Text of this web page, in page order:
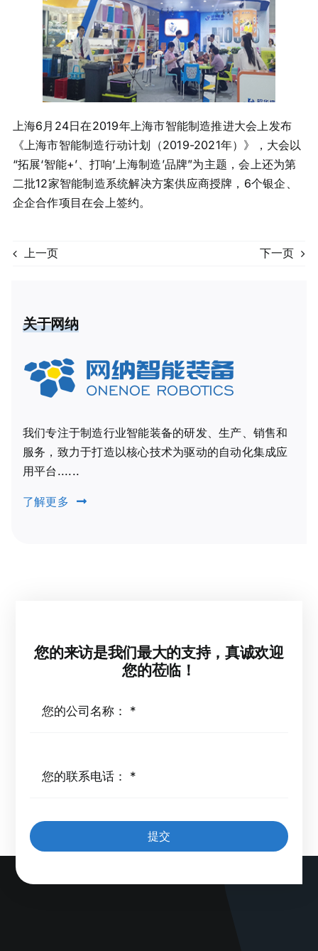
上海6月24日在2019年上海市智能制造推进大会上发布
《上海市智能制造行动计划（2019-2021年）》，大会以
“拓展‘智能+’、打响‘上海制造’品牌”为主题，会上还为第
二批12家智能制造系统解决方案供应商授牌，6个银企、
企企合作项目在会上签约。
上一页 下一页
关于网纳
我们专注于制造行业智能装备的研发、生产、销售和
服务，致力于打造以核心技术为驱动的自动化集成应
用平台......
了解更多
您的来访是我们最大的支持，真诚欢迎
您的莅临！
提交